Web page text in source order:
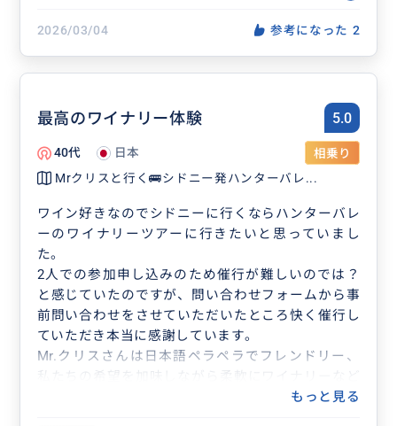
申し分ありません。中でもブルーマウンテンズの広
く洗練された風景を見つめながら、早くも「またク
リスさんにお会いしたい」と思ってしまうほど、心
に深く残る最高のツアーでした。
もしまたシドニーを訪れる機会があれば、ぜひもう
一度クリスさんのツアーに参加したいと思います。
心から感謝しています。有難うございました!
2026/03/04 参考になった 2
最高のワイナリー体験 5.0
40代 日本
相乗り
Mrクリスと行く🚌シドニー発ハンターバレ...
ワイン好きなのでシドニーに行くならハンターバレ
ーのワイナリーツアーに行きたいと思っていまし
た。
2人での参加申し込みのため催行が難しいのでは？
と感じていたのですが、問い合わせフォームから事
前問い合わせをさせていただいたところ快く催行し
ていただき本当に感謝しています。
Mr.クリスさんは日本語ペラペラでフレンドリー、
私たちの希望を加味しながら柔軟にワイナリーなど
もっと見る